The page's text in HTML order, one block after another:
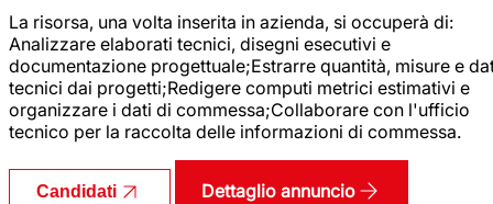
La risorsa, una volta inserita in azienda, si occuperà di:
Analizzare elaborati tecnici, disegni esecutivi e
documentazione progettuale;Estrarre quantità, misure e
tecnici dai progetti;Redigere computi metrici estimativi e
organizzare i dati di commessa;Collaborare con l'ufficio
tecnico per la raccolta delle informazioni di commessa.
Candidati Dettaglio annuncio